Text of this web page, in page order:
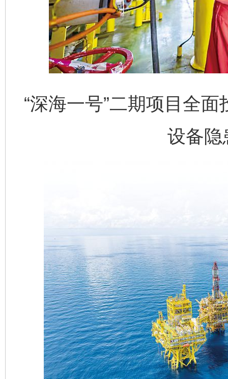
“深海一号”二期项目全
设备